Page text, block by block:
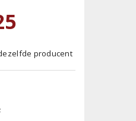
producent